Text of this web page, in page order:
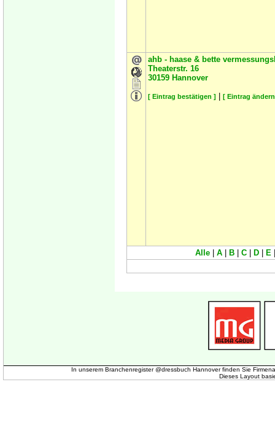
ahb - haase & bette
Theaterstr. 16
30159 Hannover
[ Eintrag bestätigen ] [ Eintrag
Alle A B C D E
In unserem Branchenregister @dressbuch Hannover finden Sie
Dieses Layout